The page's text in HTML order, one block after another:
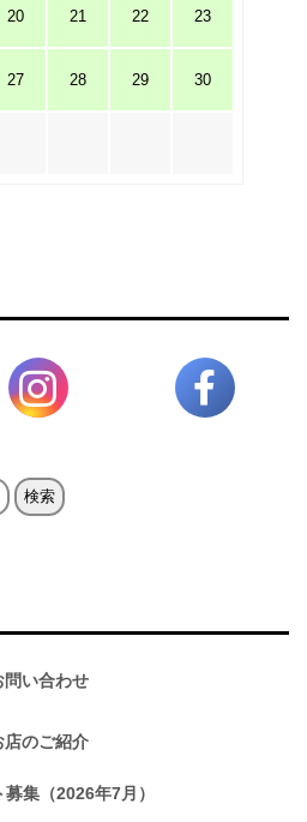
20 21 22 23
27 28 29 30
問い合わせ
店のご紹介
集（2026年7月）